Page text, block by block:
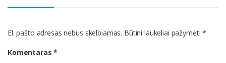
El. pašto adresas nebus skelbiamas. Būtini laukeliai pažymėti*
Komentaras*